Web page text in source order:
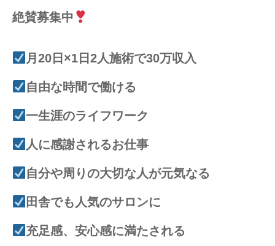
絶賛募集中
月20日×1日2人施術で30万収入
自由な時間で働ける
一生涯のライフワーク
人に感謝されるお仕事
自分や周りの大切な人が元気なる
田舎でも人気のサロンに
充足感、安心感に満たされる